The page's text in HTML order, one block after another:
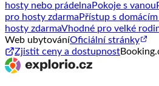
hosty nebo prádelna Pokoje s vanou
pro hosty zdarma Přístup s
hosty zdarmaVhodné pro velké
Web ubytováníOficiální stránky
Zjistit ceny a dostupnost